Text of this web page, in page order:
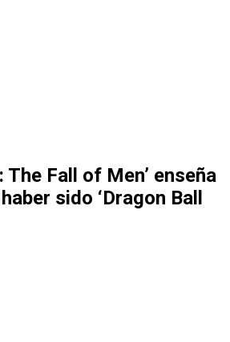
The Fall of Men’ enseña
sido ‘Dragon Ball